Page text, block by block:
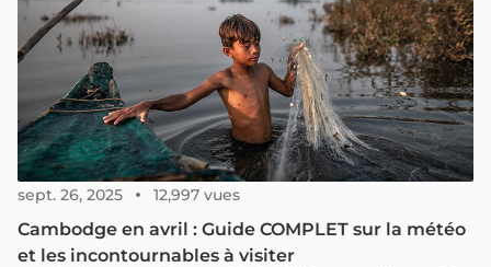
sept. 26, 2025 12,997 vues
Cambodge en avril : Guide COMPLET sur la météo
et les incontournables à visiter